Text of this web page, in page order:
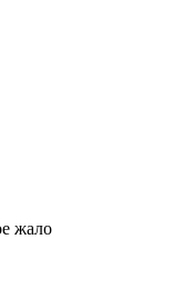
жало